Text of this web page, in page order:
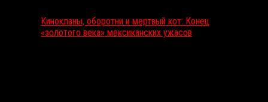
Кинокланы, оборотни и мертвый кот: Конец
«золотого века» мексиканских ужасов